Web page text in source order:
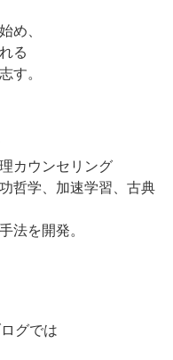
め、
る
す。
カウンセリング
哲学、加速学習、古典
法を開発。
グでは